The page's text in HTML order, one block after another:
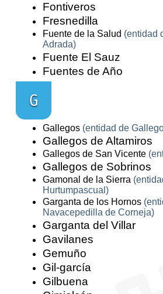
Fontiveros
Fresnedilla
Fuente de la Salud (entidad
Adrada)
Fuente El Sauz
Fuentes de Año
G
Gallegos (entidad de
Gallegos de Altamiros
Gallegos de San Vicente
Gallegos de Sobrinos
Gamonal de la Sierra
Hurtumpascual)
Garganta de los Hornos
Navacepedilla de Corneja)
Garganta del Villar
Gavilanes
Gemuño
Gil-garcía
Gilbuena